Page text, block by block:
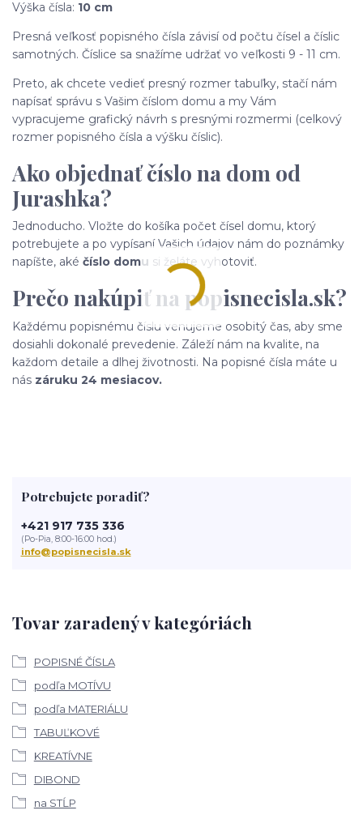
Výška čísla: 10 cm
Presná veľkosť popisného čísla závisí od počtu čísel a číslic
samotných. Číslice sa snažíme udržať vo veľkosti 9 - 11 cm.
Preto, ak chcete vedieť presný rozmer tabuľky, stačí nám
napísať správu s Vašim číslom domu a my Vám
vypracujeme grafický návrh s presnými rozmermi (celkový
rozmer popisného čísla a výšku číslic).
Ako objednať číslo na dom od
Jurashka?
Jednoducho. Vložte do košíka počet čísel domu, ktorý
potrebujete a po vypísaní Vašich údajov nám do poznámky
napíšte, aké číslo domu si želáte vyhotoviť.
Prečo nakúpiť na popisnecisla.sk?
Každému popisnému číslu venujeme osobitý čas, aby sme
dosiahli dokonalé prevedenie. Záleží nám na kvalite, na
každom detaile a dlhej životnosti. Na popisné čísla máte u
nás záruku 24 mesiacov.
Tovar zaradený v kategóriách
POPISNÉ ČÍSLA
podľa MOTÍVU
podľa MATERIÁLU
TABUĽKOVÉ
KREATÍVNE
DIBOND
na STĹP
Potrebujete poradiť?
+421 917 735 336
(Po-Pia, 8:00-16:00 hod.)
info@popisnecisla.sk